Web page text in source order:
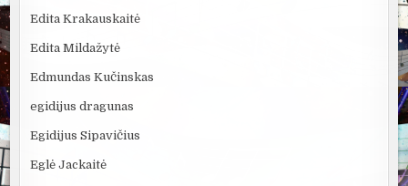
Edita Krakauskaitė
Edita Mildažytė
Edmundas Kučinskas
egidijus dragunas
Egidijus Sipavičius
Eglė Jackaitė